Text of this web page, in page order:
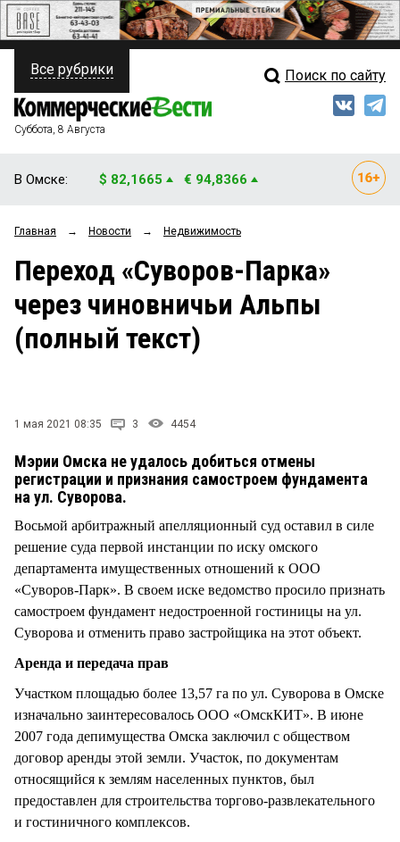
ПОЛИТИКА
ФИНАНСЫ
ОБЩЕСТВО
ЗАКОН
НОВОСТИ КОМПАНИЙ
Свежий выпуск
Мнения
Рейтинги
Блоги
Все рубрики Поиск по сайту
Суббота, 8 Августа
В Омске: $ 82,1665 € 94,8366
Главная → Новости → Недвижимость
Переход «Суворов-Парка»
через чиновничьи Альпы
(полный текст)
1 мая 2021 08:35 3 4454
Мэрии Омска не удалось добиться отмены
регистрации и признания самостроем фундамента
на ул. Суворова.
Восьмой арбитражный апелляционный суд оставил в силе
решение суда первой инстанции по иску омского
департамента имущественных отношений к ООО
«Суворов-Парк». В своем иске ведомство просило признать
самостроем фундамент недостроенной гостиницы на ул.
Суворова и отменить право застройщика на этот объект.
Аренда и передача прав
Участком площадью более 13,57 га по ул. Суворова в Омске
изначально заинтересовалось ООО «ОмскКИТ». В июне
2007 года депимущества Омска заключил с обществом
договор аренды этой земли. Участок, по документам
относящийся к землям населенных пунктов, был
предоставлен для строительства торгово-развлекательного
и гостиничного комплексов.